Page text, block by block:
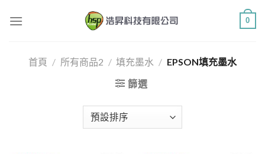
0
首頁 / 所有商品2 / 填充墨水 / EPSON填充墨水
篩選